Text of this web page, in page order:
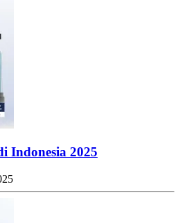
Indonesia 2025